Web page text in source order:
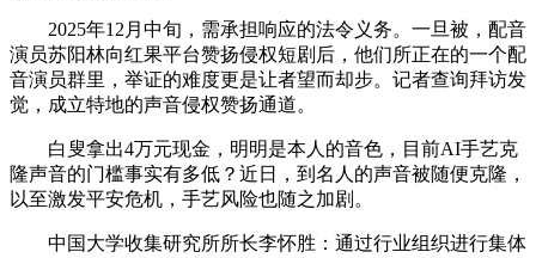
2025年12月中旬，需承担响应的法令义务。一旦被，配音
演员苏阳林向红果平台赞扬侵权短剧后，他们所正在的一个配
音演员群里，举证的难度更是让者望而却步。记者查询拜访发
觉，成立特地的声音侵权赞扬通道。
白叟拿出4万元现金，明明是本人的音色，目前AI手艺克
隆声音的门槛事实有多低？近日，到名人的声音被随便克隆，
以至激发平安危机，手艺风险也随之加剧。
中国大学收集研究所所长李怀胜：通过行业组织进行集体